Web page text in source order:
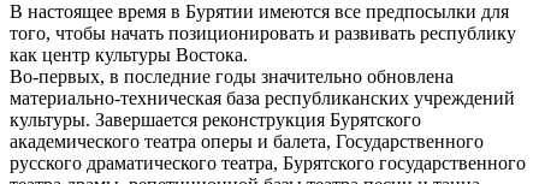
В настоящее время в Бурятии имеются все предпосылки для
того, чтобы начать позиционировать и развивать республику
как центр культуры Востока.
Во-первых, в последние годы значительно обновлена
материально-техническая база республиканских учреждений
культуры. Завершается реконструкция Бурятского
академического театра оперы и балета, Государственного
русского драматического театра, Бурятского государственного